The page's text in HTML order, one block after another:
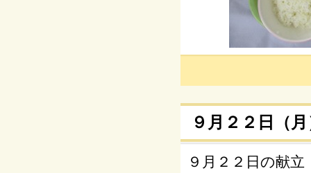
９月２２日（
９月２２日の献立